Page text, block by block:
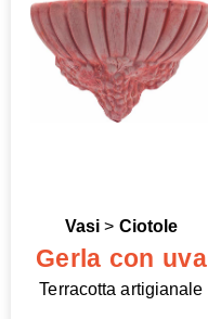
Vasi > Ciotole
Gerla con uva
Terracotta artigianale